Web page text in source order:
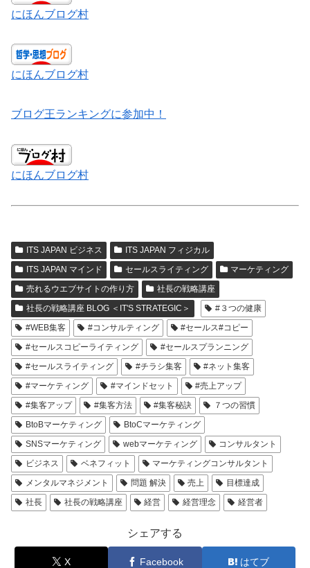
にほんブログ村
にほんブログ村
ブログ王ランキングに参加中！
にほんブログ村
ITS JAPAN ビジネス
ITS JAPAN フィジカル
ITS JAPAN マインド
セールスライティング
マーケティング
売れるウエブサイトの作り方
社長の戦略講座
社長の戦略講座 BLOG ＜IT'S STRATEGIC＞
#３つの健康
#WEB集客
#コンサルティング
#セールス#コピー
#セールスコピーライティング
#セールスプランニング
#セールスライティング
#チラシ集客
#ネット集客
#マーケティング
#マインドセット
#売上アップ
#集客アップ
#集客方法 #集客秘訣
７つの習慣
BtoBマーケティング
BtoCマーケティング
SNSマーケティング
webマーケティング
コンサルタント
ビジネス
ベネフィット
マーケティングコンサルタント
メンタルマネジメント
問題 解決 売上
目標達成
社長
社長の戦略講座 経営 経営理念 経営者
シェアする
X Facebook はてブ